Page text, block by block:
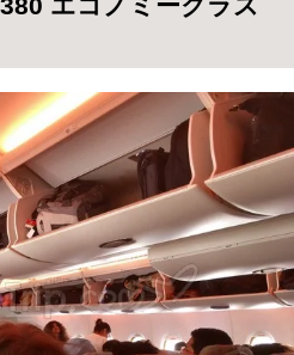
エコノミークラス